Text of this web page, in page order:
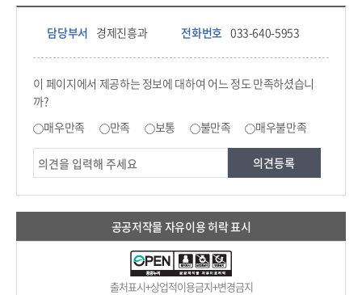
담당부서 정보 & 컨텐츠 만족도 조사 & 공공저작물 자유이용 허락 표시
담당부서 경제진흥과 전화번호 033-640-5953
이 페이지에서 제공하는 정보에 대하여 어느 정도 만족하셨습니
까?
매우만족 만족 보통 불만족 매우불만족
공공저작물 자유이용 허락 표시
출처표시+상업적이용금지+변경금지